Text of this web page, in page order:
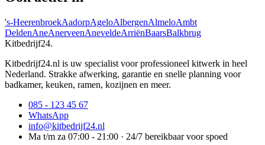
's-HeerenbroekAadorpAgeloAlbergenAlmeloAmbt
DeldenAneAnerveenAneveldeArriënBaarsBalkbrug
Kitbedrijf24.
Kitbedrijf24.nl is uw specialist voor professioneel kitwerk in heel
Nederland. Strakke afwerking, garantie en snelle planning voor
badkamer, keuken, ramen, kozijnen en meer.
085 - 123 45 67
WhatsApp
info@kitbedrijf24.nl
Ma t/m za 07:00 - 21:00 · 24/7 bereikbaar voor spoed